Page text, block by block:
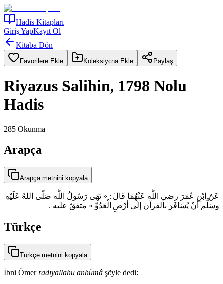
Hadis Kitapları
Giriş YapKayıt Ol
Kitaba Dön
Favorilere Ekle Koleksiyona Ekle Paylaş
Riyazus Salihin, 1798 Nolu
Hadis
285 Okunma
Arapça
Arapça metnini kopyala
عَنْ ابْنِ عُمَرَ رضي اللَّه عَنْهُمَا قَالَ : « نَهَى رَسُولُ اللَّه صَلّى اللهُ عَلَيْهِ
وسَلَّم أنْ يُسَافَرَ بالقرآن إلَى أرْضِ الْعَدُوِّ » متفقٌ عليه .
Türkçe
Türkçe metnini kopyala
İbni Ömerradıyallahu anhümâ şöyle dedi: